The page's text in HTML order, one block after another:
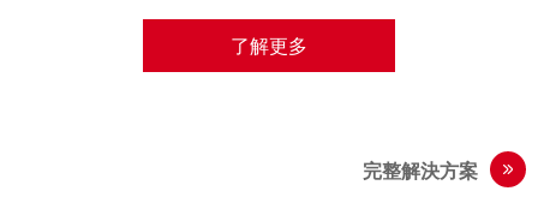
了解更多
了解更多
了解更多
了解更多
了解更多
完整解決方案